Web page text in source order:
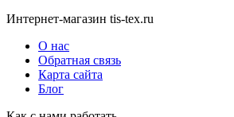
Интернет-магазин tis-tex.ru
О нас
Обратная связь
Карта сайта
Блог